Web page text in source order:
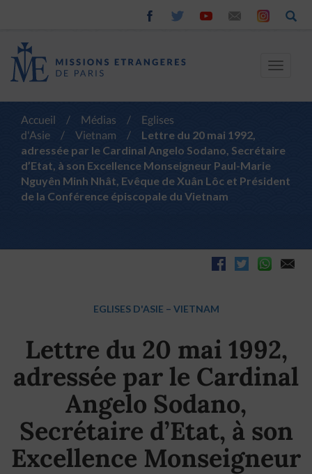
Toggle
Accueil / Médias /
Eglises
d'Asie
/ Vietnam /
Lettre du 20 mai 1992,
adressée par le Cardinal Angelo Sodano, Secrétaire
d’Etat, à son Excellence Monseigneur Paul-Marie
Nguyên Minh Nhât, Evêque de Xuân Lôc et Président
de la Conférence épiscopale du Vietnam
EGLISES D'ASIE – VIETNAM
Lettre du 20 mai 1992,
adressée par le Cardinal
Angelo Sodano,
Secrétaire d’Etat, à son
Excellence Monseigneur